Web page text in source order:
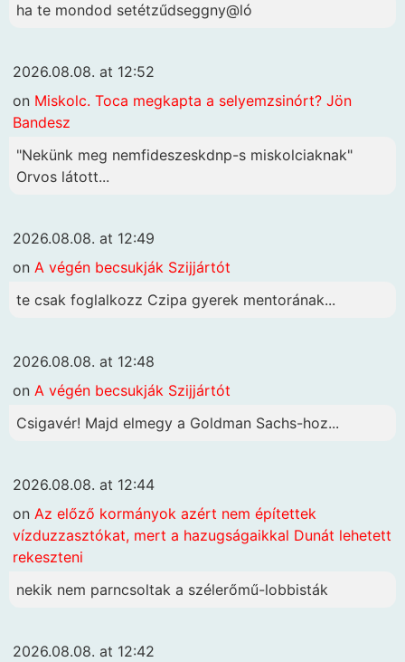
ha te mondod setétzűdseggny@ló
2026.08.08. at 12:52
on Miskolc. Toca megkapta a selyemzsinórt? Jön
Bandesz
"Nekünk meg nemfideszeskdnp-s miskolciaknak"
Orvos látott...
2026.08.08. at 12:49
on A végén becsukják Szijjártót
te csak foglalkozz Czipa gyerek mentorának...
2026.08.08. at 12:48
on A végén becsukják Szijjártót
Csigavér! Majd elmegy a Goldman Sachs-hoz...
2026.08.08. at 12:44
on Az előző kormányok azért nem építettek
vízduzzasztókat, mert a hazugságaikkal Dunát lehetett
rekeszteni
nekik nem parncsoltak a szélerőmű-lobbisták
2026.08.08. at 12:42